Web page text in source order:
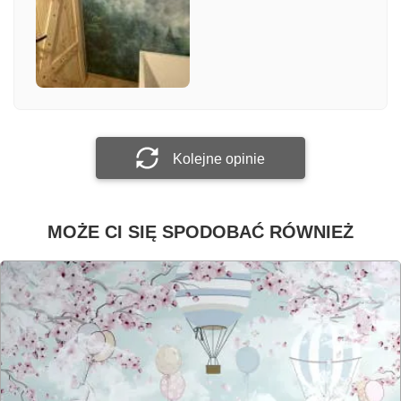
Załącz zdjęcie
Kolejne opinie
MOŻE CI SIĘ SPODOBAĆ RÓWNIEŻ